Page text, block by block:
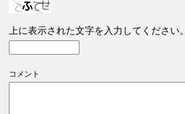
上に表示された文字を入力してください。
コメント